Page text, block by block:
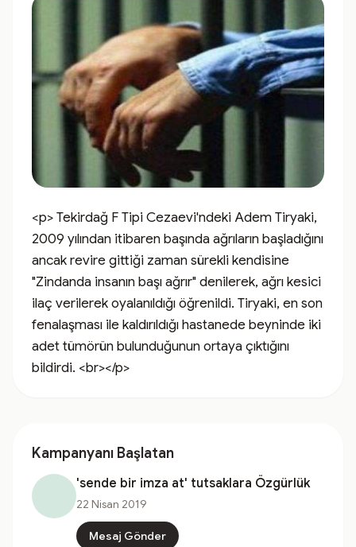
<p> Tekirdağ F Tipi Cezaevi'ndeki Adem Tiryaki,
2009 yılından itibaren başında ağrıların başladığını
ancak revire gittiği zaman sürekli kendisine
"Zindanda insanın başı ağrır" denilerek, ağrı kesici
ilaç verilerek oyalanıldığı öğrenildi. Tiryaki, en son
fenalaşması ile kaldırıldığı hastanede beyninde iki
adet tümörün bulunduğunun ortaya çıktığını
bildirdi. <br></p>
Kampanyanı Başlatan
'sende bir imza at' tutsaklara Özgürlük
22 Nisan 2019
Mesaj Gönder